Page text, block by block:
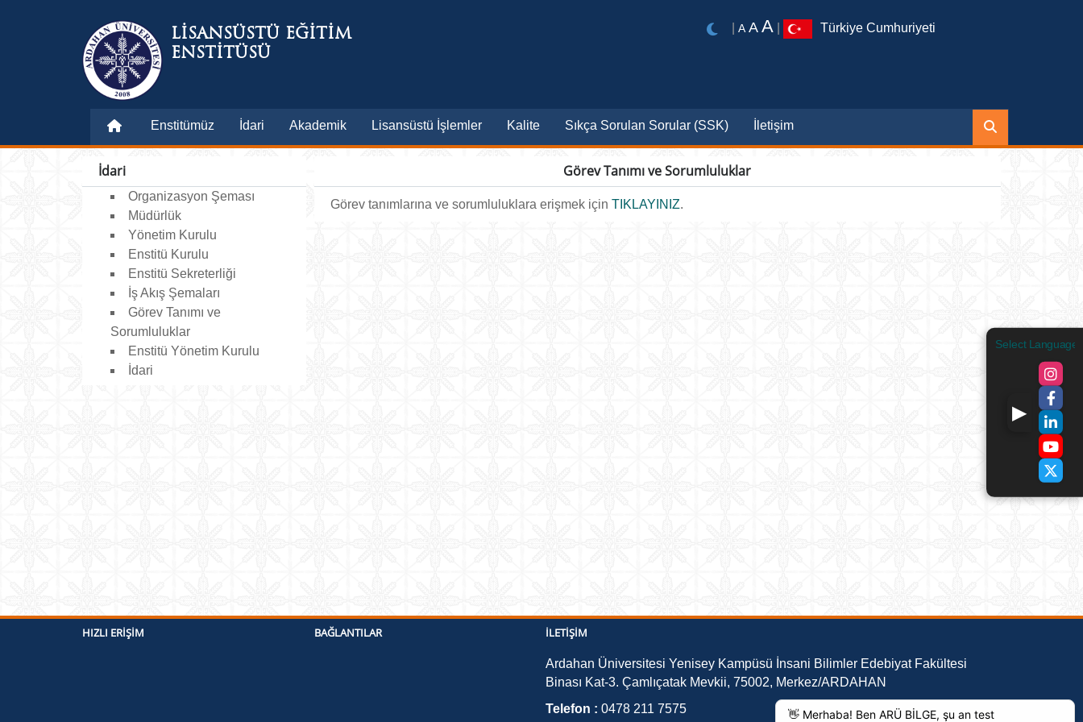
LİSANSÜSTÜ EĞİTİM
ENSTİTÜSÜ
A A A Türkiye Cumhuriyeti
Enstitümüz İdari Akademik Lisansüstü İşlemler Kalite Sıkça Sorulan Sorular (SSK) İletişim
İdari
Organizasyon Şeması
Müdürlük
Yönetim Kurulu
Enstitü Kurulu
Enstitü Sekreterliği
İş Akış Şemaları
Görev Tanımı ve
Sorumluluklar
Enstitü Yönetim Kurulu
İdari
Görev Tanımı ve Sorumluluklar
Görev tanımlarına ve sorumluluklara erişmek için TIKLAYINIZ.
Select Language
HIZLI ERIŞIM BAĞLANTILAR İLETIŞIM
Ardahan Üniversitesi Yenisey Kampüsü İnsani Bilimler Edebiyat Fakültesi
Binası Kat-3. Çamlıçatak Mevkii, 75002, Merkez/ARDAHAN
Telefon : 0478 211 7575